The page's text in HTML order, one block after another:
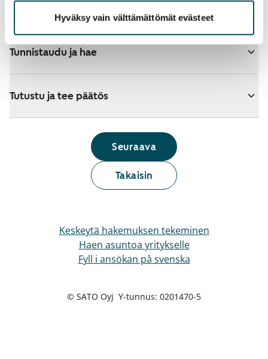
Hyväksy vain välttämättömät evästeet
Tunnistaudu ja hae
Tutustu ja tee päätös
Takaisin
Seuraava
Keskeytä hakemuksen tekeminen
Haen asuntoa yritykselle
Fyll i ansökan på svenska
© SATO Oyj Y-tunnus: 0201470-5